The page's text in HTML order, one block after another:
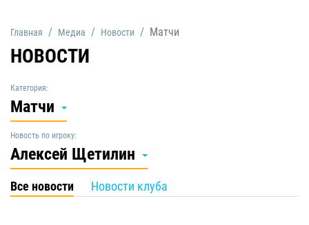
Главная Медиа Новости Матчи
НОВОСТИ
Категория:
Матчи
Новость по игроку:
Алексей Щетилин
Все новости Новости клуба